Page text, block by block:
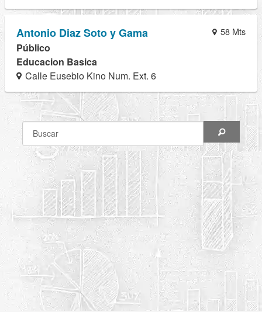
58 Mts
Antonio Diaz Soto y Gama
Público
Educacion Basica
Calle Eusebio Kino Num. Ext. 6